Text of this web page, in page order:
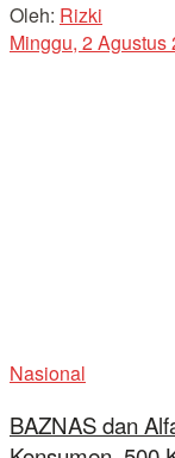
Oleh: Rizki
Minggu, 2 Agustus
Nasional
BAZNAS dan